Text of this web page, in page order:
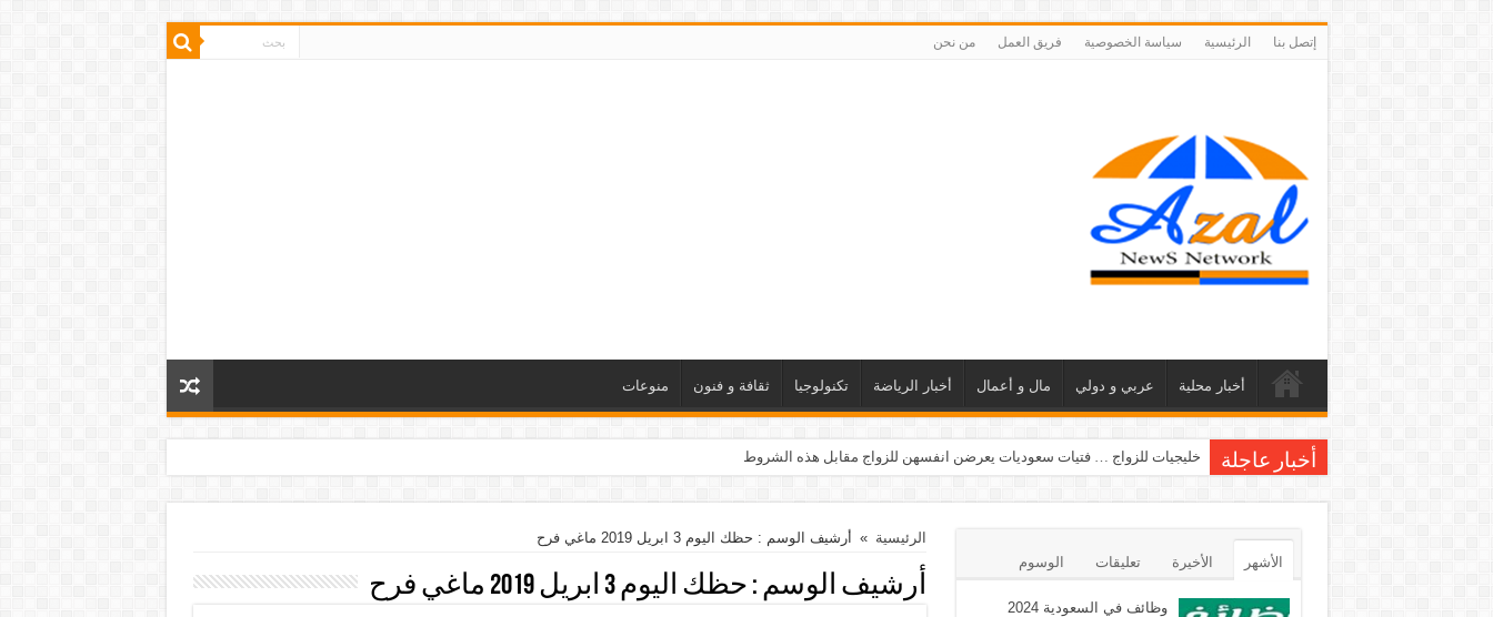
إتصل بنا الرئيسية سياسة الخصوصية فريق العمل من نحن
أخبار محلية عربي و دولي مال و أعمال أخبار الرياضة تكنولوجيا ثقافة و فنون منوعات
أخبار عاجلة خليجيات للزواج … فتيات سعوديات يعرضن انفسهن للزواج مقابل هذه الشروط
الرئيسية » أرشيف الوسم : حظك اليوم 3 ابريل 2019 ماغي فرح
أرشيف الوسم : حظك اليوم 3 ابريل 2019 ماغي فرح
الأشهر الأخيرة تعليقات الوسوم
وظائف في السعودية 2024